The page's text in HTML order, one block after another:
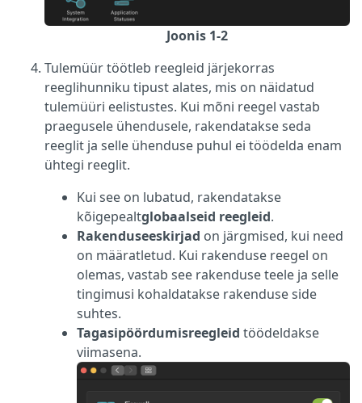
Joonis 1-2
Tulemüür töötleb reegleid järjekorras
reeglihunniku tipust alates, mis on näidatud
tulemüüri eelistustes. Kui mõni reegel vastab
praegusele ühendusele, rakendatakse seda
reeglit ja selle ühenduse puhul ei töödelda enam
ühtegi reeglit.
Kui see on lubatud, rakendatakse
kõigepealtglobaalseid reegleid.
Rakenduseeskirjad on järgmised, kui need
on määratletud. Kui rakenduse reegel on
olemas, vastab see rakenduse teele ja selle
tingimusi kohaldatakse rakenduse side
suhtes.
Tagasipöördumisreegleid töödeldakse
viimasena.